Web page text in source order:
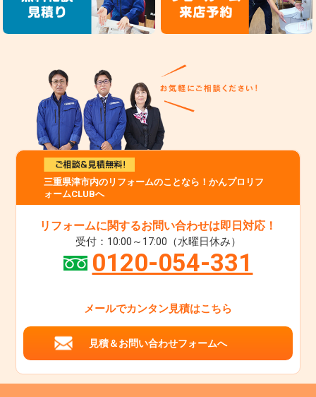
三重県津市内のリフォームのことなら！かんプロリフ
ォームCLUBへ
リフォームに関するお問い合わせは即日対応！
受付：10:00～17:00（水曜日休み）
0120-054-331
メールでカンタン見積はこちら
見積＆お問い合わせフォームへ